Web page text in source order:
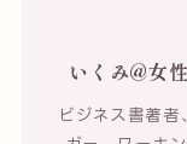
いくみ@女
ビジネス書著